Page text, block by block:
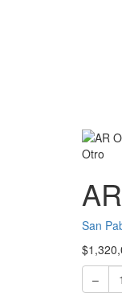
Otro
San
$
–